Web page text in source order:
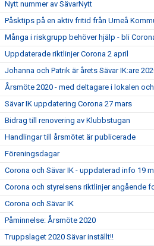
Nytt nummer av SävarNytt
Påsktips på en aktiv fritid från Umeå
Många i riskgrupp behöver hjälp - bli
Uppdaterade riktlinjer Corona 2 april
Johanna och Patrik är årets Sävar IK:are
Årsmöte 2020 - med deltagare i lokalen
Sävar IK uppdatering Corona 27 mars
Bidrag till renovering av Klubbstugan
Handlingar till årsmötet är publicerade
Föreningsdagar
Corona och Sävar IK - uppdaterad info 19
Corona och styrelsens riktlinjer angående
Corona och Sävar IK
Påminnelse: Årsmöte 2020
Truppslaget 2020 Sävar inställt!!